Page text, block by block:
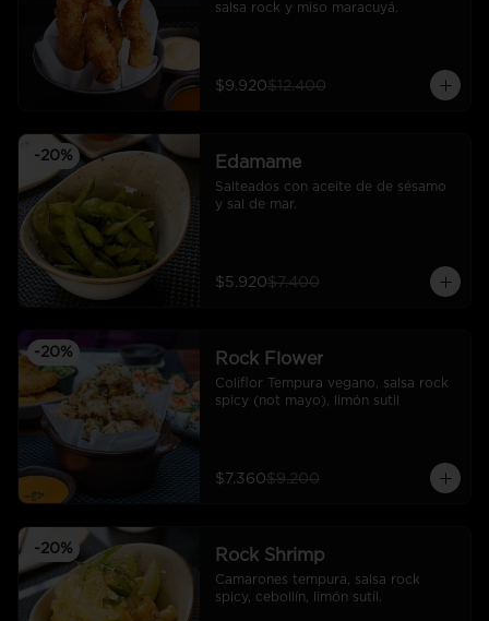
salsa rock y miso maracuyá.
$9.920$12.400
-20% Edamame
Salteados con aceite de de sésamo
y sal de mar.
$5.920$7.400
-20% Rock Flower
Coliflor Tempura vegano, salsa rock
spicy (not mayo), limón sutil
$7.360$9.200
-20% Rock Shrimp
Camarones tempura, salsa rock
spicy, cebollín, limón sutil.